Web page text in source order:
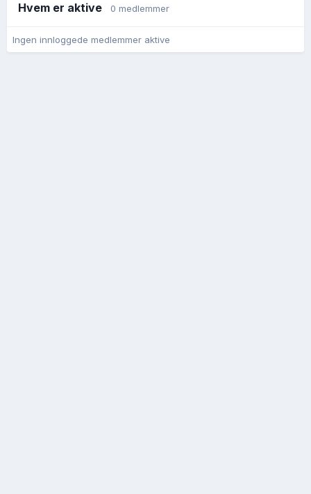
Hvem er aktive 0 medlemmer
Ingen innloggede medlemmer aktive